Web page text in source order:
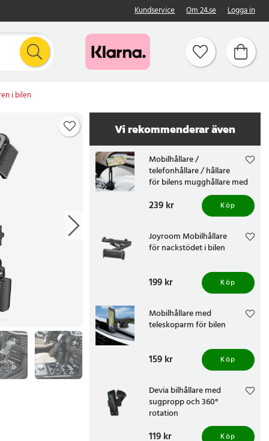
Kundservice Om 24.se Logga in
i bilen
Vi rekommenderar även
Mobilhållare /
telefonhållare / hållare
för bilens mugghållare med
Pris:239 kr
239 kr Köp
Joyroom Mobilhållare
för nackstödet i bilen
Pris :199 kr
199 kr Köp
Mobilhållare med
teleskoparm för bilen
Pris :159 kr
159 kr Köp
Devia bilhållare med
sugpropp och 360°
rotation
Pris :119 kr
119 kr Köp